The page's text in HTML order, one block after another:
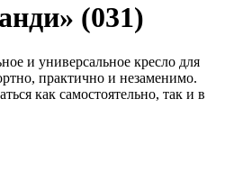
(031)
и универсальное кресло для
практично и незаменимо.
как самостоятельно, так и в